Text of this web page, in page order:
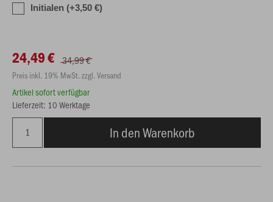
Initialen (+3,50 €)
24,49 € 34,99 €
Preis inkl. 19% MwSt. zzgl. Versand
Artikel sofort verfügbar
Lieferzeit: 10 Werktage
In den Warenkorb